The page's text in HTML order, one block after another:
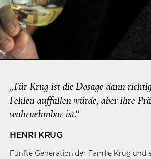
„Für Krug ist die Dosage dann
Fehlen auffallen würde, aber ihre
wahrnehmbar ist.“
HENRI KRUG
Fünfte Generation der Familie Krug und